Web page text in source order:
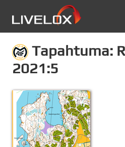
Tapahtuma:
2021:5